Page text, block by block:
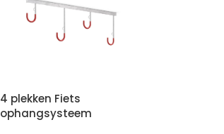
4 plekken Fiets
ophangsysteem